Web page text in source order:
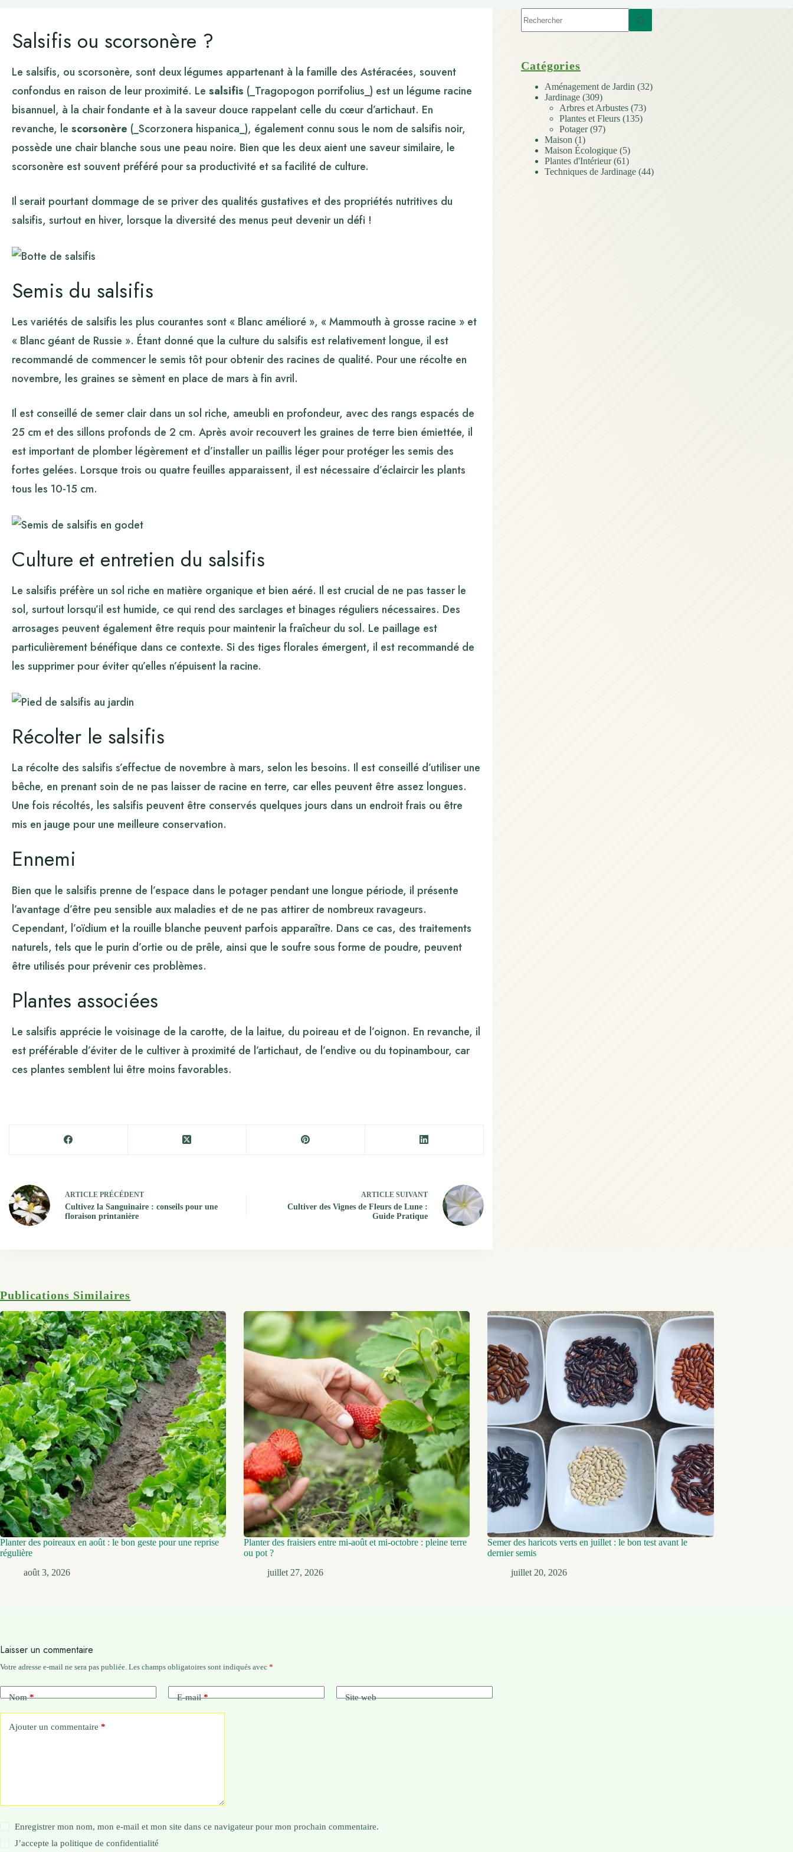
Salsifis ou scorsonère ?
Le salsifis, ou scorsonère, sont deux légumes appartenant à la famille des Astéracées, souvent
confondus en raison de leur proximité. Le salsifis (_Tragopogon porrifolius_) est un légume racine
bisannuel, à la chair fondante et à la saveur douce rappelant celle du cœur d’artichaut. En
revanche, le scorsonère (_Scorzonera hispanica_), également connu sous le nom de salsifis noir,
possède une chair blanche sous une peau noire. Bien que les deux aient une saveur similaire, le
scorsonère est souvent préféré pour sa productivité et sa facilité de culture.
Il serait pourtant dommage de se priver des qualités gustatives et des propriétés nutritives du
salsifis, surtout en hiver, lorsque la diversité des menus peut devenir un défi !
Semis du salsifis
Les variétés de salsifis les plus courantes sont « Blanc amélioré », « Mammouth à grosse racine » et
« Blanc géant de Russie ». Étant donné que la culture du salsifis est relativement longue, il est
recommandé de commencer le semis tôt pour obtenir des racines de qualité. Pour une récolte en
novembre, les graines se sèment en place de mars à fin avril.
Il est conseillé de semer clair dans un sol riche, ameubli en profondeur, avec des rangs espacés de
25 cm et des sillons profonds de 2 cm. Après avoir recouvert les graines de terre bien émiettée, il
est important de plomber légèrement et d’installer un paillis léger pour protéger les semis des
fortes gelées. Lorsque trois ou quatre feuilles apparaissent, il est nécessaire d’éclaircir les plants
tous les 10-15 cm.
Culture et entretien du salsifis
Le salsifis préfère un sol riche en matière organique et bien aéré. Il est crucial de ne pas tasser le
sol, surtout lorsqu’il est humide, ce qui rend des sarclages et binages réguliers nécessaires. Des
arrosages peuvent également être requis pour maintenir la fraîcheur du sol. Le paillage est
particulièrement bénéfique dans ce contexte. Si des tiges florales émergent, il est recommandé de
les supprimer pour éviter qu’elles n’épuisent la racine.
Récolter le salsifis
La récolte des salsifis s’effectue de novembre à mars, selon les besoins. Il est conseillé d’utiliser une
bêche, en prenant soin de ne pas laisser de racine en terre, car elles peuvent être assez longues.
Une fois récoltés, les salsifis peuvent être conservés quelques jours dans un endroit frais ou être
mis en jauge pour une meilleure conservation.
Ennemi
Bien que le salsifis prenne de l’espace dans le potager pendant une longue période, il présente
l’avantage d’être peu sensible aux maladies et de ne pas attirer de nombreux ravageurs.
Cependant, l’oïdium et la rouille blanche peuvent parfois apparaître. Dans ce cas, des traitements
naturels, tels que le purin d’ortie ou de prêle, ainsi que le soufre sous forme de poudre, peuvent
être utilisés pour prévenir ces problèmes.
Plantes associées
Le salsifis apprécie le voisinage de la carotte, de la laitue, du poireau et de l’oignon. En revanche, il
est préférable d’éviter de le cultiver à proximité de l’artichaut, de l’endive ou du topinambour, car
ces plantes semblent lui être moins favorables.
ARTICLE PRÉCÉDENT
Cultivez la Sanguinaire : conseils pour une
floraison printanière
ARTICLESUIVANT
Cultiver des Vignes de Fleurs de Lune :
Guide Pratique
résultat
Catégories
Aménagement de Jardin (32)
Jardinage (309)
Arbres et Arbustes (73)
Plantes et Fleurs (135)
Potager(97)
Maison (1)
Maison Écologique (5)
Plantes d'Intérieur(61)
Techniques de Jardinage (44)
Publications Similaires
Planter des poireaux en août : le bon geste pour une reprise
régulière
août 3, 2026
Planter des fraisiers entre mi-août et mi-octobre : pleine terre
ou pot ?
juillet 27, 2026
Semer des haricots verts en juillet : le bon test avant le
dernier semis
juillet 20, 2026
Laisser un commentaire
Votre adresse e-mail ne sera pas publiée. Les champs obligatoires sont indiqués avec *
Nom* E-mail* Site web
Ajouter un commentaire *
Enregistrer mon nom, mon e-mail et mon site dans ce navigateur pour mon prochain commentaire.
J’accepte lapolitique de confidentialité